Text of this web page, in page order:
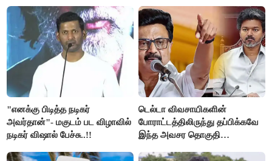
"எனக்கு பிடித்த நடிகர்
அவர்தான்"- மகுடம் பட விழாவில்
நடிகர் விஷால் பேச்சு..!!
டெல்டா விவசாயிகளின்
போராட்டத்திலிருந்து தப்பிக்கவே
இந்த அவசர தொகுதி